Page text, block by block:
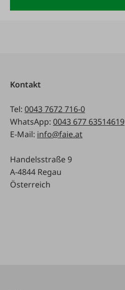
Kontakt
Tel: 0043 7672 716-0
WhatsApp: 0043 677 63514619
E-Mail: info@faie.at
Handelsstraße 9
A-4844 Regau
Österreich